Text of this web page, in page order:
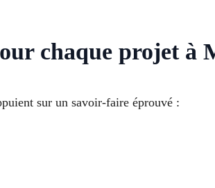
chaque projet à
sur un savoir-faire éprouvé :